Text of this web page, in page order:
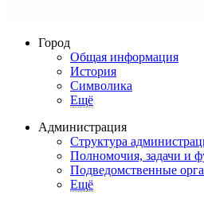
Город
Общая информация
История
Символика
Ещё
Администрация
Структура
Полномочия, задачи и
Подведомственные
Ещё